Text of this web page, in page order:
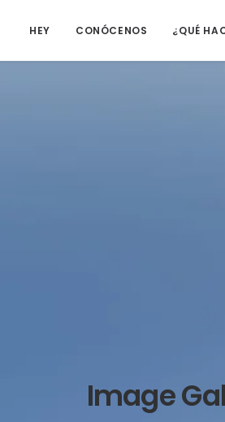
HEY CONÓCENOS ¿QUÉ
Image